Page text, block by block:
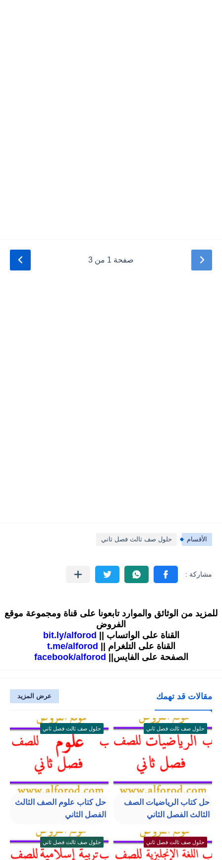
صفحة 1 من 3
الأقسام حلول صف ثالث فصل ثاني
للمزيد من الوثائق والموارد تابعونا على قناة ومجموعة موقع
الفروض
القناة على الواتساب || bit.ly/alforod
القناة على التلغرام || t.me/alforod
الصفحة على الفايس|| facebook/alforod
مقالات قد تهمك عرض المزيد
حلول صف ثالث فصل ثاني
حل كتاب الرياضيات الصف
الثالث الفصل الثاني
حلول صف ثالث فصل ثاني
حل كتاب علوم الصف الثالث
الفصل الثاني
حلول صف ثالث فصل ثاني حلول صف ثالث فصل ثاني